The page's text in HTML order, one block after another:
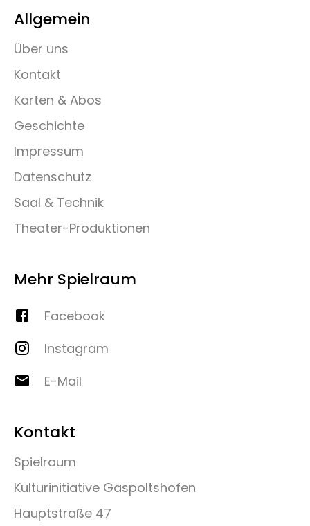
Allgemein
Über uns
Kontakt
Karten & Abos
Geschichte
Impressum
Datenschutz
Saal & Technik
Theater-Produktionen
Mehr Spielraum
Facebook
Instagram
E-Mail
Kontakt
Spielraum
Kulturinitiative Gaspoltshofen
Hauptstraße 47